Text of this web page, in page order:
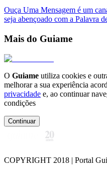
Ouça Uma Mensagem é um
seja abençoado com a Palavra
Mais do Guiame
O Guiame utiliza cookies e
melhorar a sua experiência
privacidade e, ao continuar
condições
Continuar
COPYRIGHT 2018 | Portal